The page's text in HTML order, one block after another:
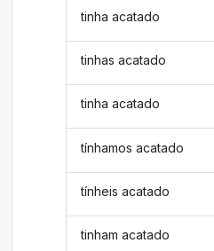
tinha acatado
tinhas acatado
tinha acatado
tínhamos acatado
tínheis acatado
tinham acatado